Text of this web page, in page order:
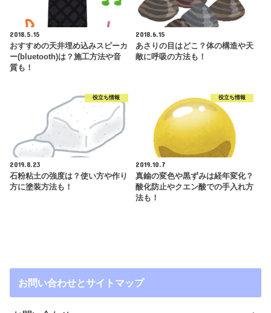
2018.5.15
おすすめの天井埋め込みスピーカ
ー(bluetooth)は？施工方法や音
質も！
2018.6.15
あさりの目はどこ？体の構造や天
敵に呼吸の方法も！
役立ち情報
2019.8.23
石粉粘土の強度は？使い方や作り
方に塗装方法も！
役立ち情報
2019.10.7
真鍮の変色や黒ずみは経年変化？
酸化防止やクエン酸での手入れ方
法も！
お問い合わせとサイトマップ